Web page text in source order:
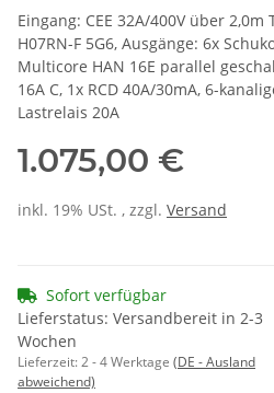
Eingang: CEE 32A/400V über 2,0m
H07RN-F 5G6, Ausgänge: 6x
Multicore HAN 16E parallel
16A C, 1x RCD 40A/30mA, 6-
Lastrelais 20A
1.075,00 €
inkl. 19% USt. , zzgl. Versand
Sofort verfügbar
Lieferstatus: Versandbereit in 2-3
Wochen
Lieferzeit:2 - 4 Werktage (DE - Ausland
abweichend)